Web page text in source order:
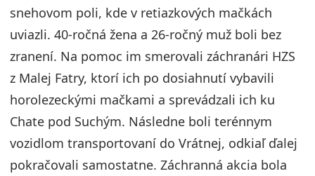
snehovom poli, kde v retiazkových mačkách
uviazli. 40-ročná žena a 26-ročný muž boli bez
zranení. Na pomoc im smerovali záchranári HZS
z Malej Fatry, ktorí ich po dosiahnutí vybavili
horolezeckými mačkami a sprevádzali ich ku
Chate pod Suchým. Následne boli terénnym
vozidlom transportovaní do Vrátnej, odkiaľ ďalej
pokračovali samostatne. Záchranná akcia bola